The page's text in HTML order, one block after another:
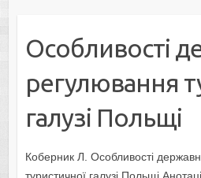
Особливості
регулювання
галузі Польщі
Коберник Л. Особливості